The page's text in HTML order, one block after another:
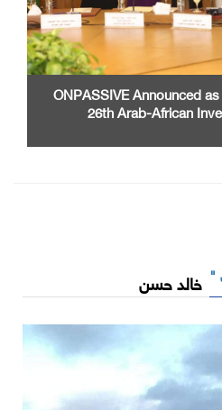
ONPASSIVE Announced
26th Arab-African
" خالد حسن